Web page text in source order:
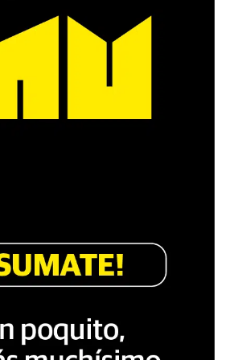
Pérez
1”. La frase de la madre de la joven
a aquel año: cuando
hoy, dos juicios después, pues la
De motivar el Primer Paro